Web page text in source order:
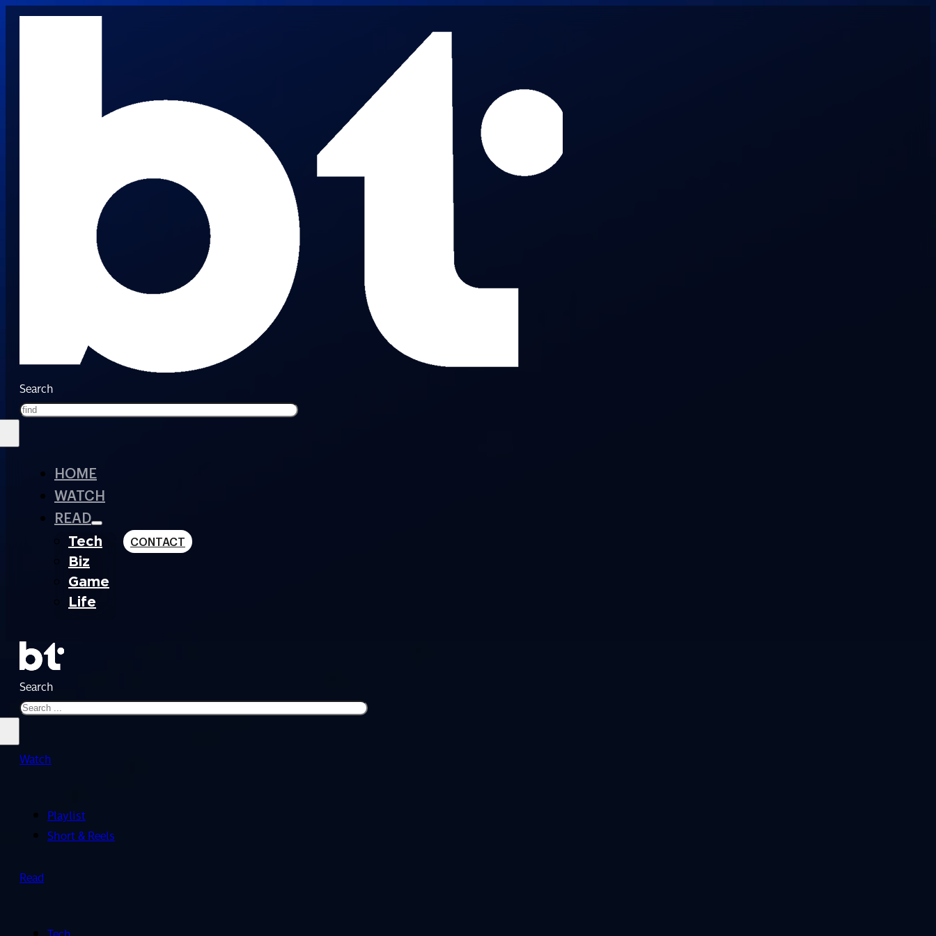
Search
HOME
WATCH
READ
Tech
Biz
Game
Life
CONTACT
Search
Watch
Playlist
Short & Reels
Read